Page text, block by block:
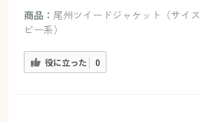
商品： 尾州ツイードジャケット（サイ
ビー系）
役に立った 0